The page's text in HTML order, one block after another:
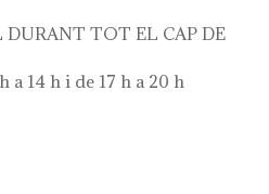
DURANT TOT EL CAP DE
a 14 h i de 17 h a 20 h
de la flor - l'ou com balla